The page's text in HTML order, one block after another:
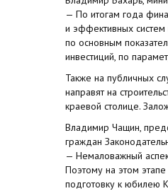
— По итогам года
и эффективных
по основным
инвестиций, по
Также на публичных
направят на
краевой столице.
Владимир Чащин,
граждан
— Немаловажный
Поэтому на этом
подготовку к юбилею